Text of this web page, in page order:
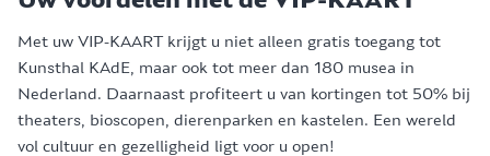
Met uw VIP-KAART krijgt u niet alleen gratis toegang tot
Kunsthal KAdE, maar ook tot meer dan 180 musea in
Nederland. Daarnaast profiteert u van kortingen tot 50% bij
theaters, bioscopen, dierenparken en kastelen. Een wereld
vol cultuur en gezelligheid ligt voor u open!